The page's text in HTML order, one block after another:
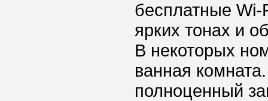
бесплатные
ярких тонах и
В некоторых
ванная
полноценный